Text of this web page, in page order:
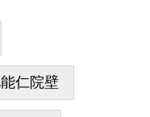
仁院壁